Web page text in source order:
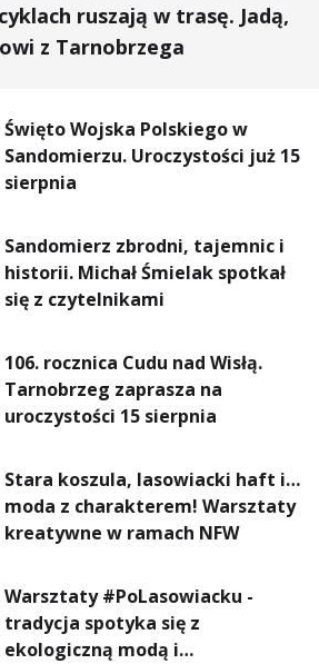
ruszają w trasę. Jadą,
z Tarnobrzega
Święto Wojska Polskiego w
Sandomierzu. Uroczystości już 15
sierpnia
Sandomierz zbrodni, tajemnic i
historii. Michał Śmielak spotkał
się z czytelnikami
106. rocznica Cudu nad Wisłą.
Tarnobrzeg zaprasza na
uroczystości 15 sierpnia
Stara koszula, lasowiacki haft i…
moda z charakterem! Warsztaty
kreatywne w ramach NFW
Warsztaty #PoLasowiacku -
tradycja spotyka się z
ekologiczną modą i